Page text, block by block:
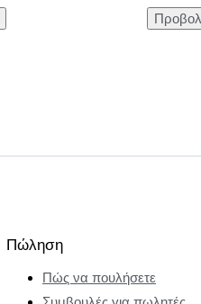
Πώληση
Πώς να πουλήσετε